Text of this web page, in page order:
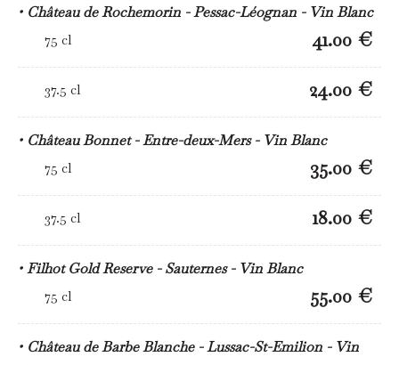
Château de Rochemorin - Pessac-Léognan - Vin Blanc
75 cl 41.00 €
37.5 cl 24.00 €
Château Bonnet - Entre-deux-Mers - Vin Blanc
75 cl 35.00 €
37.5 cl 18.00 €
Filhot Gold Reserve - Sauternes - Vin Blanc
75 cl 55.00 €
Château de Barbe Blanche - Lussac-St-Emilion - Vin